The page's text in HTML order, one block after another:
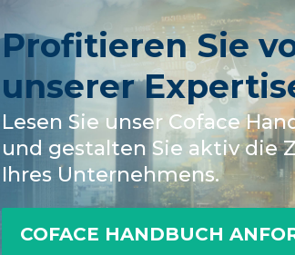
Profitieren Sie
unserer
Lesen Sie unser Coface
und gestalten Sie aktiv die
Ihres Unternehmens.
COFACE HANDBUCH